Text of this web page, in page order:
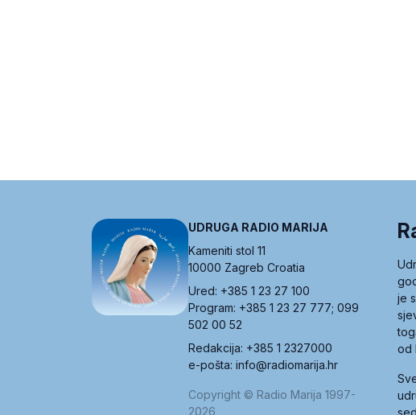
UDRUGA RADIO MARIJA
Kameniti stol 11
10000 Zagreb Croatia
Ured: +385 1 23 27 100
Program: +385 1 23 27 777; 099
502 00 52
Redakcija: +385 1 2327000
e-pošta: info@radiomarija.hr
Copyright © Radio Marija 1997-
2026
je
od